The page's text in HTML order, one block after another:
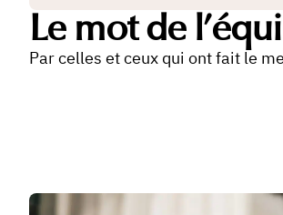
Le mot de
Par celles et ceux qui ont fait le